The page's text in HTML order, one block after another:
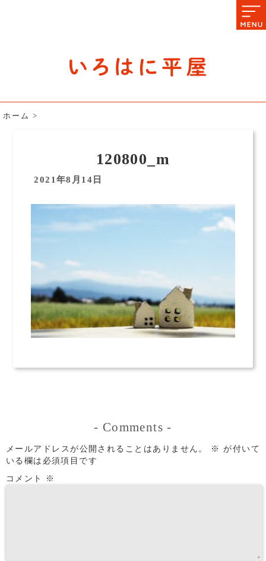
ホーム >
120800_m
2021年8月14日
- Comments -
メールアドレスが公開されることはありません。 ※ が付いて
いる欄は必須項目です
コメント
※